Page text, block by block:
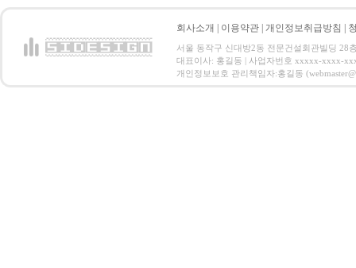
회사소개 이용약관 개인정보취급방침
서울 동작구 신대방2동 전문건설회관빌딩 28
대표이사: 홍길동 | 사업자번호 xxxxx-xxxx-
개인정보보호 관리책임자:홍길동